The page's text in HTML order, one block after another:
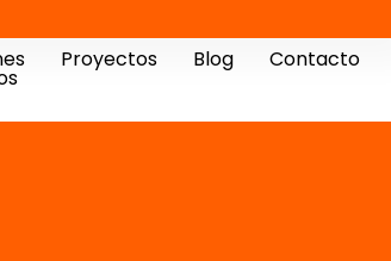
Proyectos Blog Contacto